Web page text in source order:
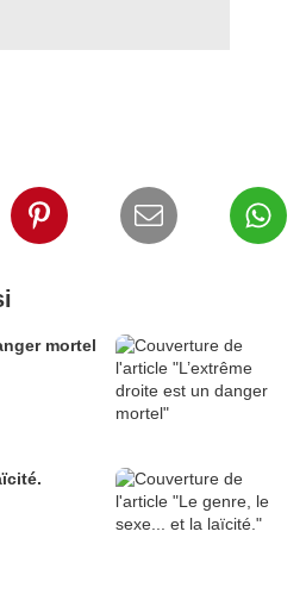
mortel